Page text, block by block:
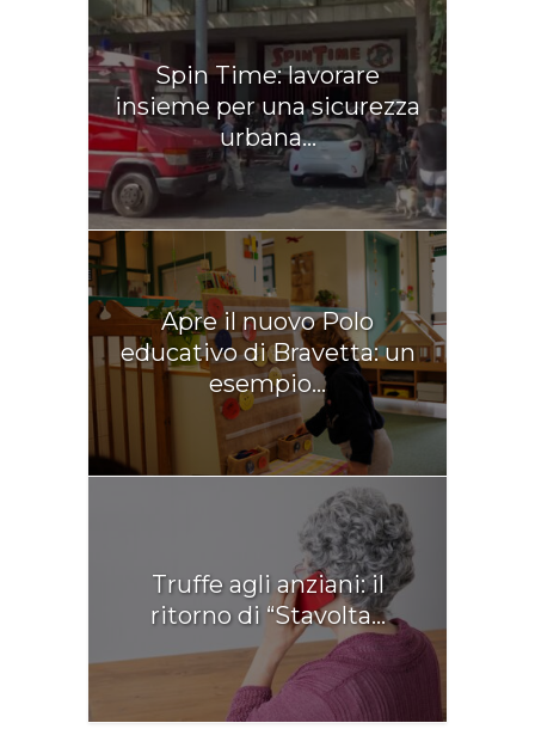
Spin Time: lavorare
insieme per una sicurezza
urbana...
Apre il nuovo Polo
educativo di Bravetta: un
esempio...
Truffe agli anziani: il
ritorno di “Stavolta...